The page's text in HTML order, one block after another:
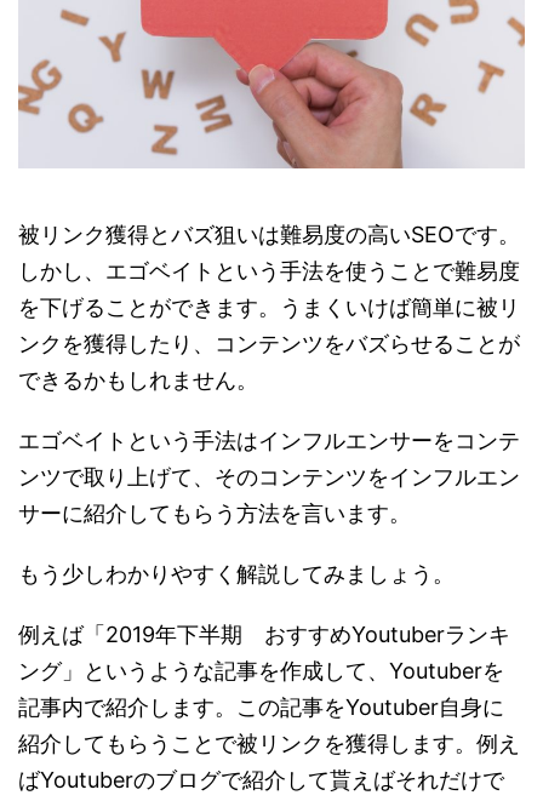
被リンク獲得とバズ狙いは難易度の高いSEOです。
しかし、エゴベイトという手法を使うことで難易度
を下げることができます。うまくいけば簡単に被リ
ンクを獲得したり、コンテンツをバズらせることが
できるかもしれません。
エゴベイトという手法はインフルエンサーをコンテ
ンツで取り上げて、そのコンテンツをインフルエン
サーに紹介してもらう方法を言います。
もう少しわかりやすく解説してみましょう。
例えば「2019年下半期 おすすめYoutuberランキ
ング」というような記事を作成して、Youtuberを
記事内で紹介します。この記事をYoutuber自身に
紹介してもらうことで被リンクを獲得します。例え
ばYoutuberのブログで紹介して貰えばそれだけで